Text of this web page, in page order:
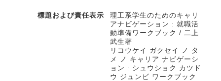
標題および責任表示
理工系学生のためのキャリ
アナビゲーション : 就職活
動準備ワークブック / 二上
武生著
リコウケイ ガクセイ ノ タ
メ ノ キャリア ナビゲーシ
ョン : シュウショク カツド
ウ ジュンビ ワークブック